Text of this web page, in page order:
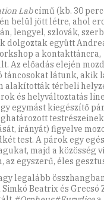
Labcímű (kb. 30
belül jött létre, ahol
lengyel, szlovák,
dolgoztak együtt
a kontakttáncra,
Az előadás elején
táncosokat látunk, akik
alakították térbeli
és helyváltoztatás
egymást kiegészítő
irányát) figyelve
test. A párok egy
majd a közösség
az egyszerű, éles
legalább
Beatrix és Grecsó